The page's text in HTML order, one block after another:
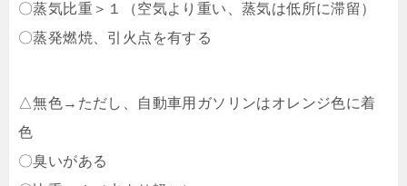
〇蒸気比重＞１（空気より重い、蒸気は低所に滞留）
〇蒸発燃焼、引火点を有する
△無色→ただし、自動車用ガソリンはオレンジ色に着
色
〇臭いがある